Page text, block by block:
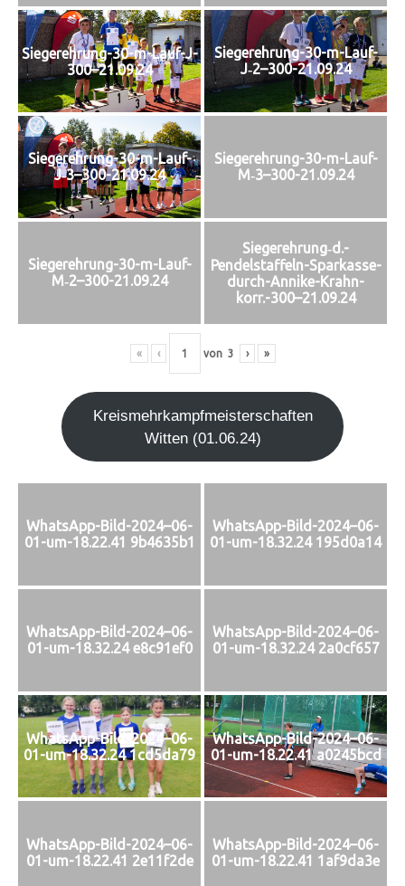
Siegerehrung-30-m-Lauf-J-
300–21.09.24
Siegerehrung-30-m-Lauf-
J‑2–300-21.09.24
Siegerehrung-30-m-Lauf-
J‑3–300-21.09.24
Siegerehrung-30-m-Lauf-
M‑3–300-21.09.24
Siegerehrung-30-m-Lauf-
M‑2–300-21.09.24
Siegerehrung‑d.-
Pendelstaffeln-Sparkasse-
durch-Annike-Krahn-
korr.-300–21.09.24
« ‹ von 3 › »
Kreis­mehr­kampf­meis­ter­schaf­ten
Wit­ten (01.06.24)
WhatsApp-Bild-2024–06-
01-um-18.22.41 9b4635b1
WhatsApp-Bild-2024–06-
01-um-18.32.24 195d0a14
WhatsApp-Bild-2024–06-
01-um-18.32.24 e8c91ef0
WhatsApp-Bild-2024–06-
01-um-18.32.24 2a0cf657
WhatsApp-Bild-2024–06-
01-um-18.32.24 1cd5da79
WhatsApp-Bild-2024–06-
01-um-18.22.41 a0245bcd
WhatsApp-Bild-2024–06-
01-um-18.22.41 2e11f2de
WhatsApp-Bild-2024–06-
01-um-18.22.41 1af9da3e